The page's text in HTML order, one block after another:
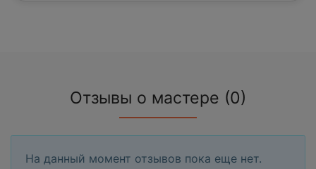
Отзывы о мастере (0)
На данный момент отзывов пока еще нет.